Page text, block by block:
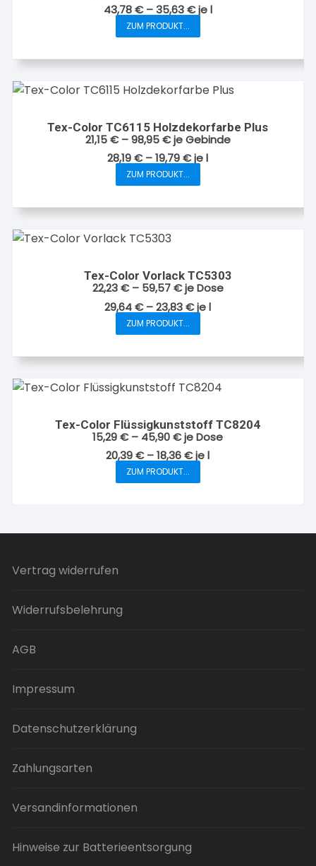
43,78€–35,63€jel
ZUM PRODUKT...
Dieses
weist
mehrere
Die
Optionen
können
auf
gewählt
Tex-Color TC6115 Holzdekorfarbe Plus
21,15€–98,95€je Gebinde
28,19€–19,79€jel
ZUM PRODUKT...
Dieses
weist
mehrere
Die
Optionen
können
auf
gewählt
Tex-Color Vorlack TC5303
22,23€– 59,57€je Dose
29,64€–23,83€jel
ZUM PRODUKT...
Dieses
weist
mehrere
Die
Optionen
können
auf
gewählt
Tex-Color Flüssigkunststoff TC8204
15,29€– 45,90€je Dose
20,39€–18,36€jel
ZUM PRODUKT...
Dieses
mehrere
Vertrag widerrufen
Widerrufsbelehrung
AGB
Impressum
Datenschutzerklärung
Zahlungsarten
Versandinformationen
Hinweise zur Batterieentsorgung